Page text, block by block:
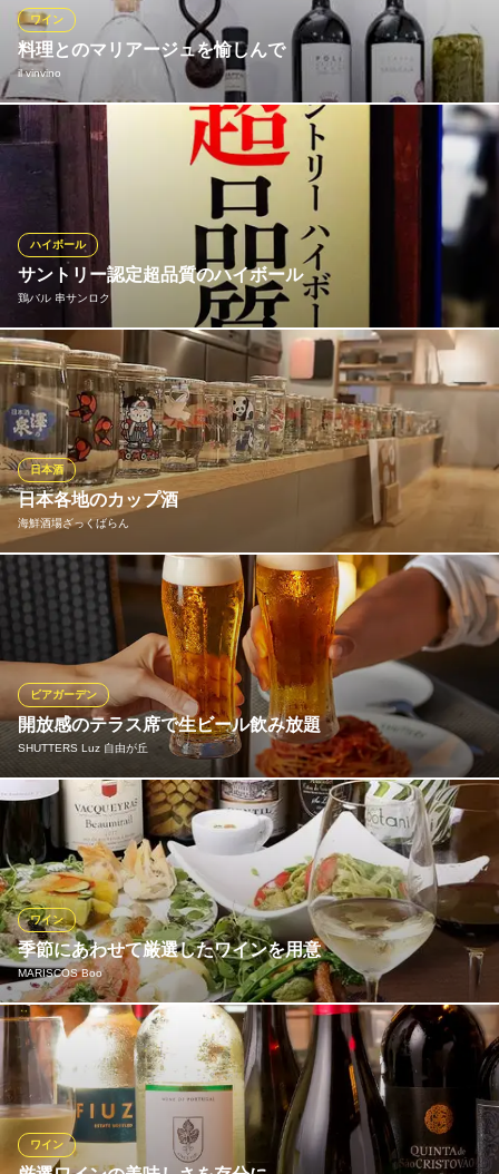
で。
シェ・ソーマ 都立大学
気軽に楽しむフレンチ
東急東横線都立大学駅 徒歩3分
東京都目黒区中根1-7-20 1F
料理とのマリアージュを愉しんで
il vinvino
ワイン
世界各国から選び抜いた様々なワインを取り揃える当店は、ワイ
ンバーとしてもご利用いただけます。イタリアンとワインの相性
は言わずもがな。料理を頬張ってワインをひと口…まさに至福の
瞬間です。カウンター席もございますので、会社帰りのチョイ飲
みやお一人様もお気軽にどうぞ。
il vinvino
イタリアン 野菜料理
東急大井町線自由が丘駅南口 徒歩7分
東京都世田谷区奥沢5-13-12 豊嶋ビル2F
サントリー認定超品質のハイボール
鶏バル 串サンロク
ハイボール
サントリーから超品質ハイボールを提供している店だけにしか頂
けない都内唯一の「ハイボール超品質店」都内一美味いハイボー
ルを是非ご堪能下さい！
鶏バル 串サンロク
ワインも美味しい鶏バル
東急東横線自由が丘駅正面口・北口 徒歩5分
東京都目黒区自由が丘1-2-15 くちビル1F
日本各地のカップ酒
海鮮酒場ざっくばらん
日本酒
カウンター席にずらりと並ぶカップ酒はそのままでもおでんの出
汁割でも美味しくお召し上がりいただけます！
海鮮酒場ざっくばらん
自由が丘 居酒屋
東急大井町線自由が丘駅 徒歩6分
東京都目黒区自由が丘1-23-4 樋口ビル1F
開放感のテラス席で生ビール飲み放題
SHUTTERS Luz 自由が丘
ビアガーデン
暑くなってきましたね、そろそろ、外でビールが飲みたくなるの
では。そんなあなたに、おしゃれな商業施設「Luz自由が丘」の3
階でのビアガーデンをご提案。当店では、飲み放題がセットにな
った料理コースをご用意しております（料理3品・税込3,995円
～）。
SHUTTERS Luz 自由が丘
青空カフェ&イタリアン
東急東横線自由が丘駅北口 徒歩3分
東京都目黒区自由が丘2-9-6 Luz自由が丘3F
季節にあわせて厳選したワインを用意
MARISCOS Boo
ワイン
【常に抜群の組み合わせで料理とお酒を味わっていただきたい】
信頼のおけるインポーターが季節にあわせて厳選したワインを用
意しています♪
MARISCOS Boo
ビストロダイニング
ワイン